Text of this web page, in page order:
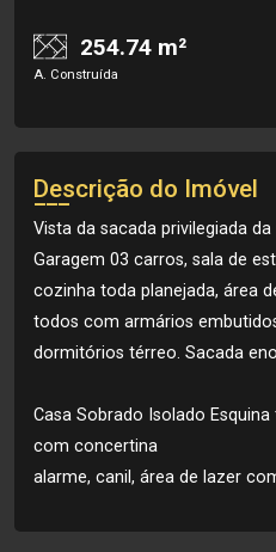
254.74 m²
A. Construída
Descrição do Imóvel
Vista da sacada privilegiada da
Garagem 03 carros, sala de
cozinha toda planejada, área
todos com armários
dormitórios térreo. Sacada
Casa Sobrado Isolado
com concertina
alarme, canil, área de lazer